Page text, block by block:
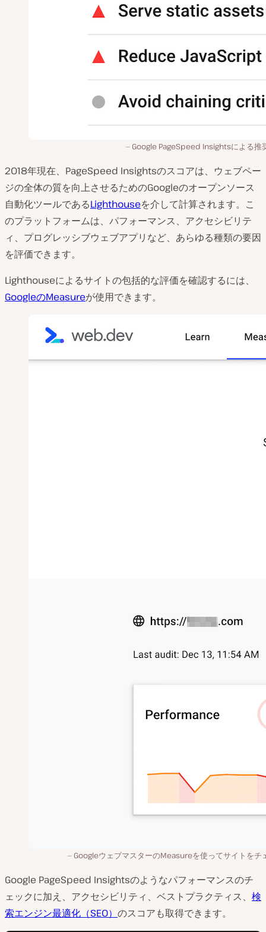
Google PageSpeed Insightsによる推
2018年現在、PageSpeed Insightsのスコアは、ウェブペー
ジの全体の質を向上させるためのGoogleのオープンソース
自動化ツールであるLighthouseを介して計算されます。こ
のプラットフォームは、パフォーマンス、アクセシビリテ
ィ、プログレッシブウェブアプリなど、あらゆる種類の要因
を評価できます。
Lighthouseによるサイトの包括的な評価を確認するには、
GoogleのMeasureが使用できます。
GoogleウェブマスターのMeasureを使ってサイトをチ
Google PageSpeed Insightsのようなパフォーマンスのチ
ェックに加え、アクセシビリティ、ベストプラクティス、 検
索エンジン最適化（SEO） のスコアも取得できます。